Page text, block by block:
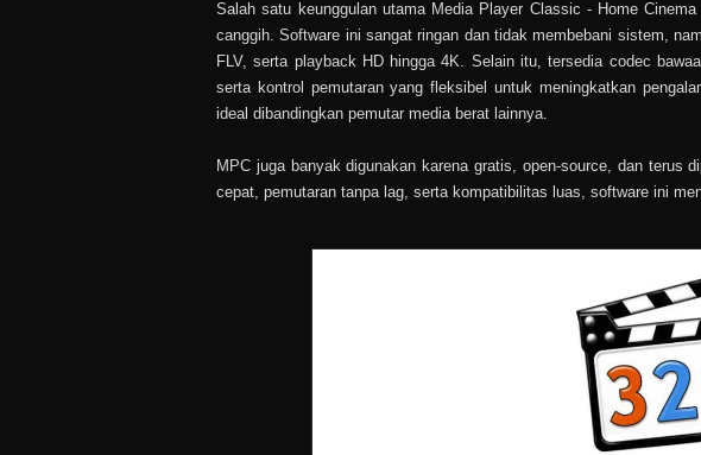
Salah satu keunggulan utama Media Player Classic - Home
canggih. Software ini sangat ringan dan tidak membebani sistem,
FLV, serta playback HD hingga 4K. Selain itu, tersedia codec
serta kontrol pemutaran yang fleksibel untuk meningkatkan
ideal dibandingkan pemutar media berat lainnya.
MPC juga banyak digunakan karena gratis, open-source, dan terus
cepat, pemutaran tanpa lag, serta kompatibilitas luas, software ini